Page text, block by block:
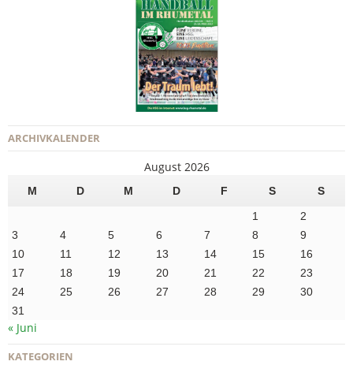
ARCHIVKALENDER
August 2026
M D M D F S
S
1
2
3
4 5 6 7 8
9
10
11 12 13 14 15
16
17
18 19 20 21 22
23
24
25 26 27 28 29
30
31
« Juni
KATEGORIEN